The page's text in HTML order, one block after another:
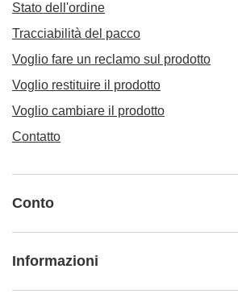
Stato dell'ordine
Tracciabilità del pacco
Voglio fare un reclamo sul prodotto
Voglio restituire il prodotto
Voglio cambiare il prodotto
Contatto
Conto
Informazioni